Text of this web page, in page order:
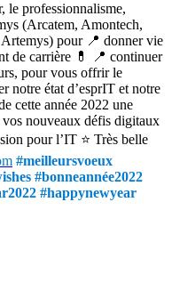
le professionnalisme,
(Arcatem, Amontech,
pour 📍 donner vie
de carrière 💊 📍 continuer
pour vous offrir le
notre état d’esprIT et notre
cette année 2022 une
nouveaux défis digitaux
pour l’IT ⭐ Très belle
#meilleursvoeux
#bonneannée2022
#happynewyear